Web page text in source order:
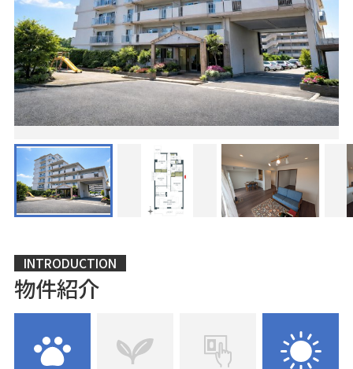
INTRODUCTION
物件紹介